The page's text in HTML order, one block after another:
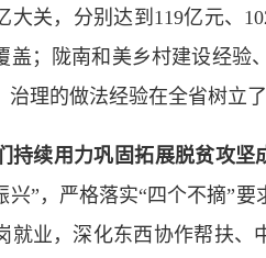
大关，分别达到119亿元、
盖；陇南和美乡村建设经验
理的做法经验在全省树立
续用力巩固拓展脱贫攻坚
兴”，严格落实“四个不摘”
就业，深化东西协作帮扶、